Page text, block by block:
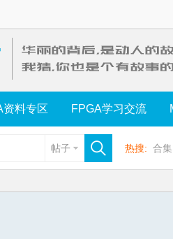
资料专区 FPGA学习交流
帖子 热搜: 合集